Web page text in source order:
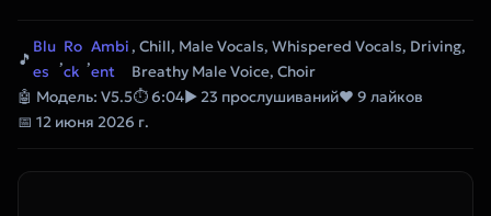
🎵
Blu
es
,
Ro
ck
,
Ambi
ent
, Chill, Male Vocals, Whispered Vocals, Driving,
Breathy Male Voice, Choir
🤖 Модель: V5.5⏱ 6:04▶ 23 прослушиваний❤ 9 лайков
📅 12 июня 2026 г.